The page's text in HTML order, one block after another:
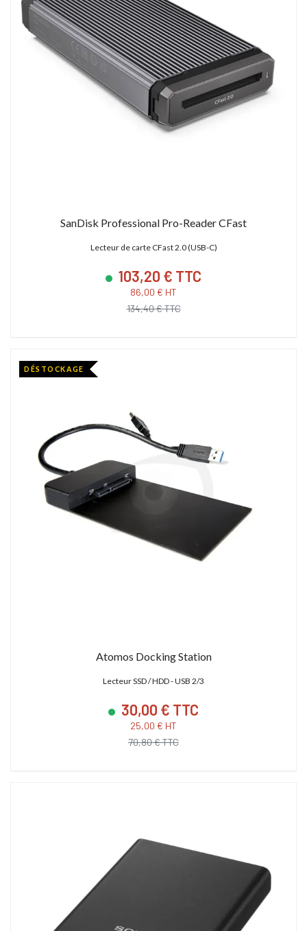
SanDisk Professional Pro-Reader CFast
Lecteur de carte CFast 2.0 (USB-C)
103,20 € TTC
86,00 € HT
134,40 € TTC
DÉSTOCKAGE
Atomos Docking Station
Lecteur SSD / HDD - USB 2/3
30,00 € TTC
25,00 € HT
70,80 € TTC